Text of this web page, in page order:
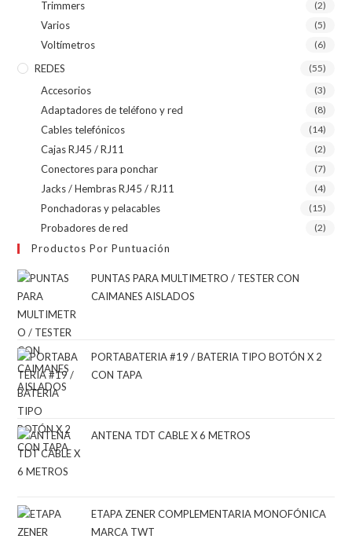
Trimmers (2)
Varios (5)
Voltímetros (6)
REDES (55)
Accesorios (3)
Adaptadores de teléfono y red (8)
Cables telefónicos (14)
Cajas RJ45 / RJ11 (2)
Conectores para ponchar (7)
Jacks / Hembras RJ45 / RJ11 (4)
Ponchadoras y pelacables (15)
Probadores de red (2)
Productos Por Puntuación
PUNTAS PARA MULTIMETRO / TESTER CON
CAIMANES AISLADOS
PORTABATERIA #19 / BATERIA TIPO BOTÓN X 2
CON TAPA
ANTENA TDT CABLE X 6 METROS
ETAPA ZENER COMPLEMENTARIA MONOFÓNICA
MARCA TWT